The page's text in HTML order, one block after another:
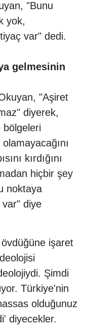
"Bunu
yok,
var" dedi.
gelmesinin
"Aşiret
diyerek,
bölgeleri
kırdığını
hiçbir şey
noktaya
var" diye
övdüğüne işaret
Şimdi
Türkiye'nin
olduğunuz
diyecekler.